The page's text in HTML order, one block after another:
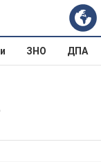
ЗНО ДПА